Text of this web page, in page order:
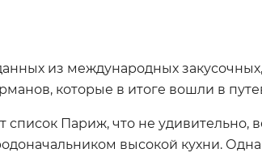
из международных
которые в итоге вошли в
список Париж, что не удивительно,
высокой кухни.